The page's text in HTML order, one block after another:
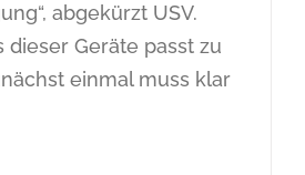
abgekürzt USV.
dieser Geräte passt zu
einmal muss klar